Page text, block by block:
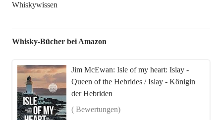
Whiskywissen
Whisky-Bücher bei Amazon
Jim McEwan: Isle of my heart: Islay -
Queen of the Hebrides / Islay - Königin
der Hebriden
( Bewertungen)